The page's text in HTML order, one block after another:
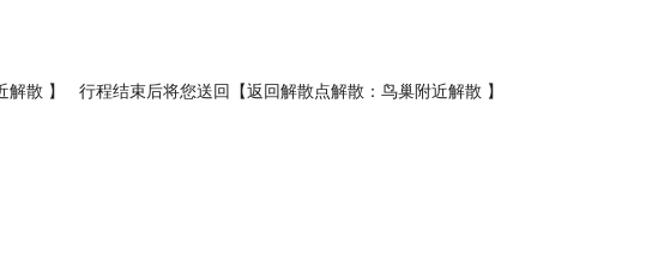
散 】 行程结束后将您送回【返回解散点解散：鸟巢附近解散 】